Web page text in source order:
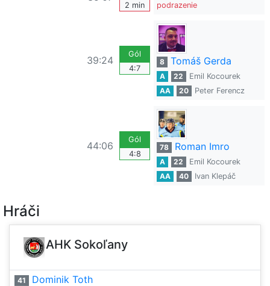
2 min podrazenie
39:24
Gól
4:7
8 Tomáš Gerda
A 22
Emil Kocourek
AA
20 Peter Ferencz
44:06
Gól
4:8
78 Roman Imro
A 22
Emil Kocourek
AA
40 Ivan Klepáč
Hráči
AHK Sokoľany
41 Dominik Toth